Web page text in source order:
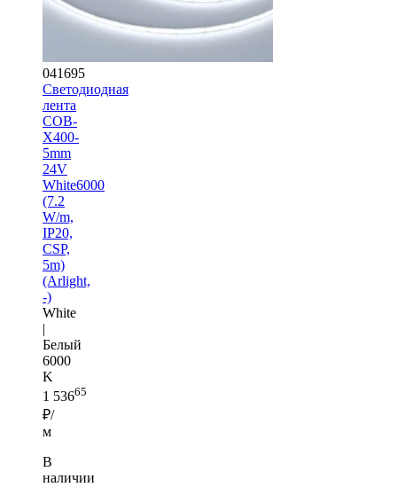
041695
Светодиодная
лента
COB-
X400-
5mm
24V
White6000
(7.2
W/m,
IP20,
CSP,
5m)
(Arlight,
-)
White
|
Белый
6000
K
1 53665
₽/
м
В
наличии